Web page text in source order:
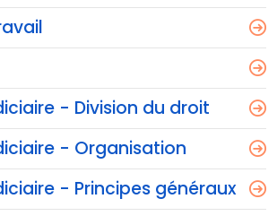
- Division du droit
- Organisation
- Principes généraux